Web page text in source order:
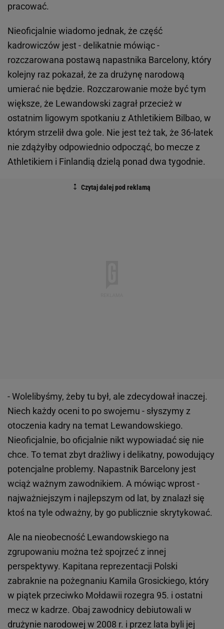
pracować.
Nieoficjalnie wiadomo jednak, że część
kadrowiczów jest - delikatnie mówiąc -
rozczarowana postawą napastnika Barcelony, który
kolejny raz pokazał, że za drużynę narodową
umierać nie będzie. Rozczarowanie może być tym
większe, że Lewandowski zagrał przecież w
ostatnim ligowym spotkaniu z Athletikiem Bilbao, w
którym strzelił dwa gole. Nie jest też tak, że 36-latek
nie zdążyłby odpowiednio odpocząć, bo mecze z
Athletikiem i Finlandią dzielą ponad dwa tygodnie.
- Wolelibyśmy, żeby tu był, ale zdecydował inaczej.
Niech każdy oceni to po swojemu - słyszymy z
otoczenia kadry na temat Lewandowskiego.
Nieoficjalnie, bo oficjalnie nikt wypowiadać się nie
chce. To temat zbyt drażliwy i delikatny, powodujący
potencjalne problemy. Napastnik Barcelony jest
wciąż ważnym zawodnikiem. A mówiąc wprost -
najważniejszym i najlepszym od lat, by znalazł się
ktoś na tyle odważny, by go publicznie skrytykować.
Ale na nieobecność Lewandowskiego na
zgrupowaniu można też spojrzeć z innej
perspektywy. Kapitana reprezentacji Polski
zabraknie na pożegnaniu Kamila Grosickiego, który
w piątek przeciwko Mołdawii rozegra 95. i ostatni
mecz w kadrze. Obaj zawodnicy debiutowali w
drużynie narodowej w 2008 r. i przez lata byli jej